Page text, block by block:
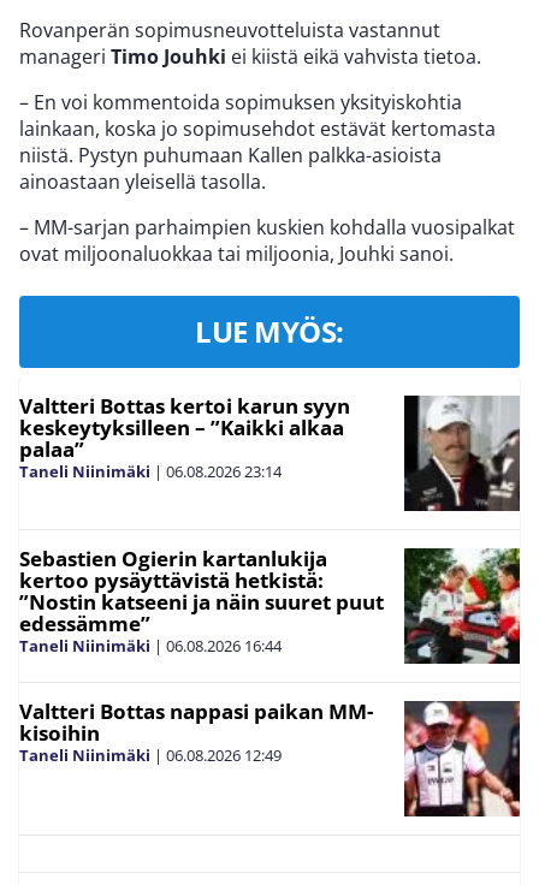
Rovanperän sopimusneuvotteluista vastannut
manageri Timo Jouhki ei kiistä eikä vahvista tietoa.
– En voi kommentoida sopimuksen yksityiskohtia
lainkaan, koska jo sopimusehdot estävät kertomasta
niistä. Pystyn puhumaan Kallen palkka-asioista
ainoastaan yleisellä tasolla.
– MM-sarjan parhaimpien kuskien kohdalla vuosipalkat
ovat miljoonaluokkaa tai miljoonia, Jouhki sanoi.
LUE MYÖS:
Valtteri Bottas kertoi karun syyn
keskeytyksilleen – ”Kaikki alkaa
palaa”
Taneli Niinimäki | 06.08.202623:14
Sebastien Ogierin kartanlukija
kertoo pysäyttävistä hetkistä:
”Nostin katseeni ja näin suuret puut
edessämme”
Taneli Niinimäki | 06.08.2026 16:44
Valtteri Bottas nappasi paikan MM-
kisoihin
Taneli Niinimäki | 06.08.2026 12:49